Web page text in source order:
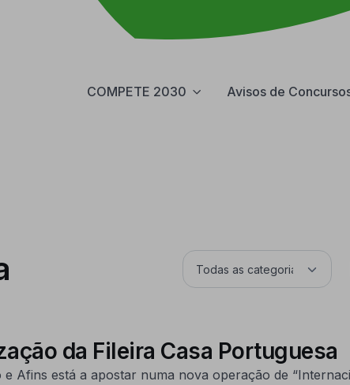
COMPETE 2030 Avisos de
da Fileira Casa Portuguesa
Afins está a apostar numa nova operação de